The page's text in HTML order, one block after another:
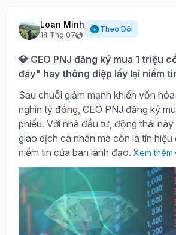
Loan Minh
14 Thg 07
Theo Dõi
💎 CEO PNJ đăng ký mua 1 triệu
đáy" hay thông điệp lấy lại niềm
Sau chuỗi giảm mạnh khiến vốn
nghìn tỷ đồng, CEO PNJ đăng ký
phiếu. Với nhà đầu tư, động thái
giao dịch cá nhân mà còn là tín
niềm tin của ban lãnh đạo. Xem thêm